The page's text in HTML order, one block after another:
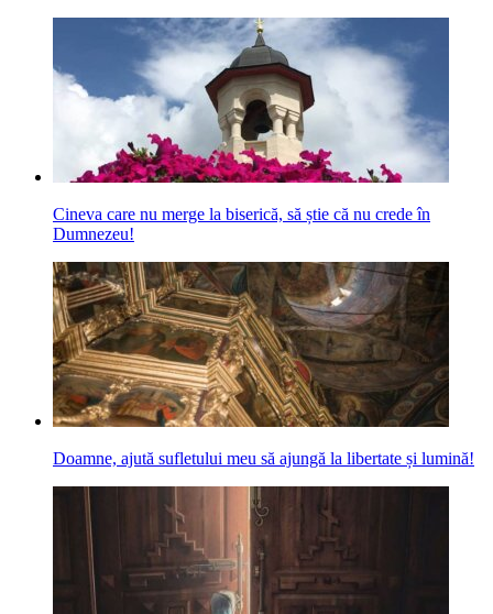
Cineva care nu merge la biserică, să știe că nu crede în
Dumnezeu!
Doamne, ajută sufletului meu să ajungă la libertate și lumină!